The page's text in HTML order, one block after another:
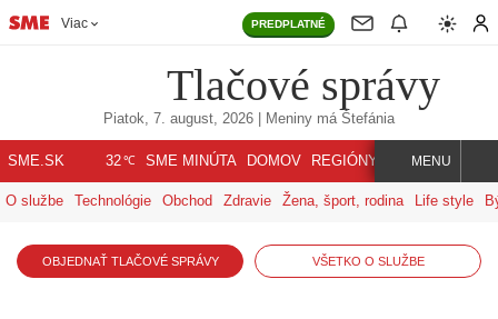
Viac PREDPLATNÉ
Tlačové správy
Piatok, 7. august, 2026 | Meniny má Štefánia
SME.SK 32℃ SME MINÚTA DOMOV REGIÓNY INDEX SVET
MENU
O službe Technológie Obchod Zdravie Žena, šport, rodina Life style
OBJEDNAŤ TLAČOVÉ SPRÁVY VŠETKO O SLUŽBE